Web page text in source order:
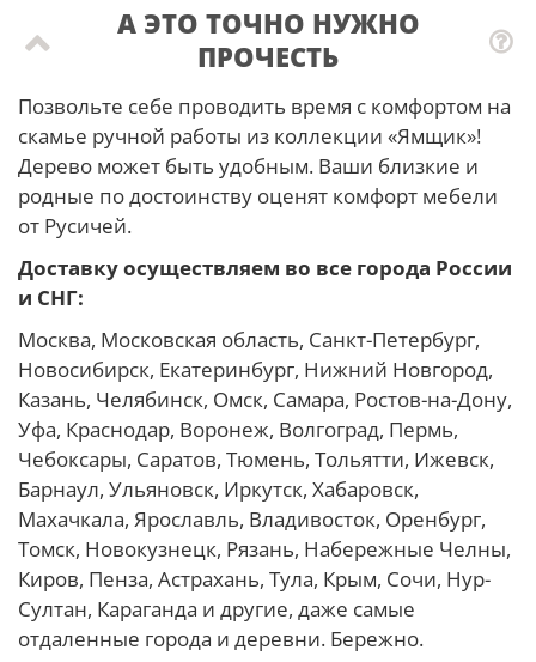
А ЭТО ТОЧНО НУЖНО
ПРОЧЕСТЬ
Позвольте себе проводить время с комфортом на
скамье ручной работы из коллекции «Ямщик»!
Дерево может быть удобным. Ваши близкие и
родные по достоинству оценят комфорт мебели
от Русичей.
Доставку осуществляем во все города России
и СНГ:
Москва, Московская область, Санкт-Петербург,
Новосибирск, Екатеринбург, Нижний Новгород,
Казань, Челябинск, Омск, Самара, Ростов-на-Дону,
Уфа, Краснодар, Воронеж, Волгоград, Пермь,
Чебоксары, Саратов, Тюмень, Тольятти, Ижевск,
Барнаул, Ульяновск, Иркутск, Хабаровск,
Махачкала, Ярославль, Владивосток, Оренбург,
Томск, Новокузнецк, Рязань, Набережные Челны,
Киров, Пенза, Астрахань, Тула, Крым, Сочи, Нур-
Султан, Караганда и другие, даже самые
отдаленные города и деревни. Бережно.